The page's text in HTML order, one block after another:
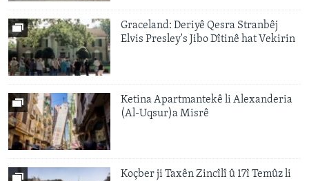
Graceland: Deriyê Qesra Stranbêj
Elvis Presley's Jibo Dîtinê hat Vekirin
Ketina Apartmantekê li Alexanderia
(Al-Uqsur)a Misrê
Koçber ji Taxên Zincîlî û 17î Temûz li